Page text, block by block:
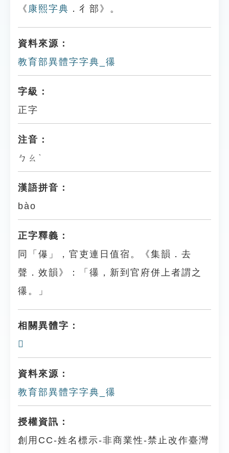
《 康熙字典 ．彳部》。
資料來源：
教育部異體字字典_忁
字級：
正字
注音：
ㄅㄠˋ
漢語拼音：
bào
正字釋義：
同「儤」，官吏連日值宿。《集韻．去
聲．效韻》：「忁，新到官府併上者謂之
忁。」
相關異體字：
𢖚
資料來源：
教育部異體字字典_忁
授權資訊：
創用CC-姓名標示-非商業性-禁止改作臺灣